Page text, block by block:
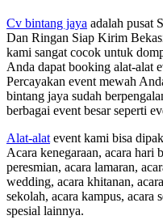
Cv bintang jaya adalah pusat
Dan Ringan Siap Kirim
kami sangat cocok untuk
Anda dapat booking alat-alat
Percayakan event mewah
bintang jaya sudah
berbagai event besar seperti
Alat-alat event kami bisa
Acara kenegaraan, acara hari
peresmian, acara lamaran,
wedding, acara khitanan,
sekolah, acara kampus, acara
spesial lainnya.